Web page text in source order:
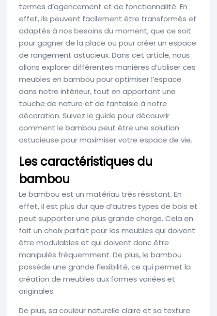
termes d’agencement et de fonctionnalité. En
effet, ils peuvent facilement être transformés et
adaptés à nos besoins du moment, que ce soit
pour gagner de la place ou pour créer un espace
de rangement astucieux. Dans cet article, nous
allons explorer différentes manières d’utiliser ces
meubles en bambou pour optimiser l’espace
dans notre intérieur, tout en apportant une
touche de nature et de fantaisie à notre
décoration. Suivez le guide pour découvrir
comment le bambou peut être une solution
astucieuse pour maximiser votre espace de vie.
Les caractéristiques du
bambou
Le bambou est un matériau très résistant. En
effet, il est plus dur que d’autres types de bois et
peut supporter une plus grande charge. Cela en
fait un choix parfait pour les meubles qui doivent
être modulables et qui doivent donc être
manipulés fréquemment. De plus, le bambou
possède une grande flexibilité, ce qui permet la
création de meubles aux formes variées et
originales.
De plus, sa couleur naturelle claire et sa texture